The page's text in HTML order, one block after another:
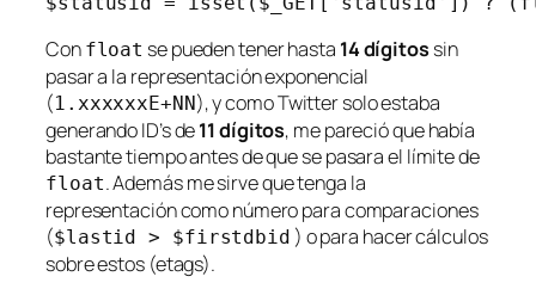
Con float se pueden tener hasta 14 dígitos sin
pasar a la representación exponencial
(1.xxxxxxE+NN), y como Twitter solo estaba
generando ID’s de11 dígitos, me pareció que había
bastante tiempo antes de que se pasara el límite de
float. Además me sirve que tenga la
representación como número para comparaciones
($lastid > $firstdbid ) o para hacer cálculos
sobre estos (etags).